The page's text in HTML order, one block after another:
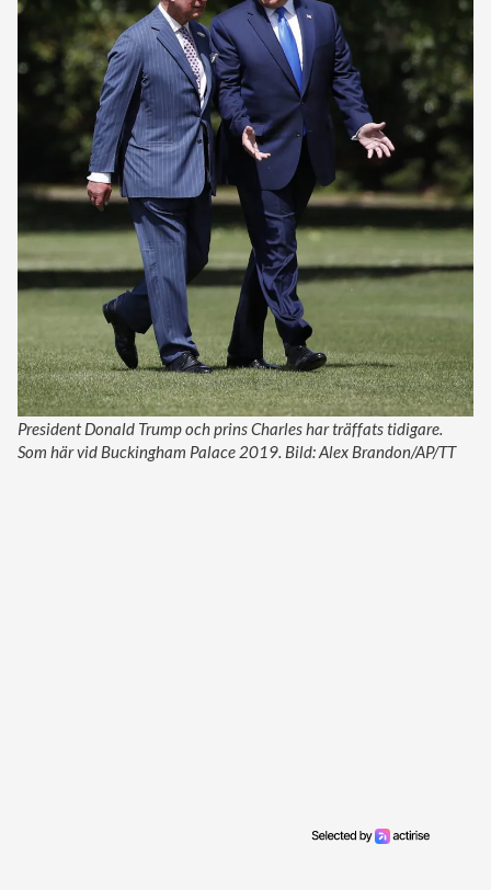
President Donald Trump och prins Charles har träffats tidigare.
Som här vid Buckingham Palace 2019. Bild: Alex Brandon/AP/TT